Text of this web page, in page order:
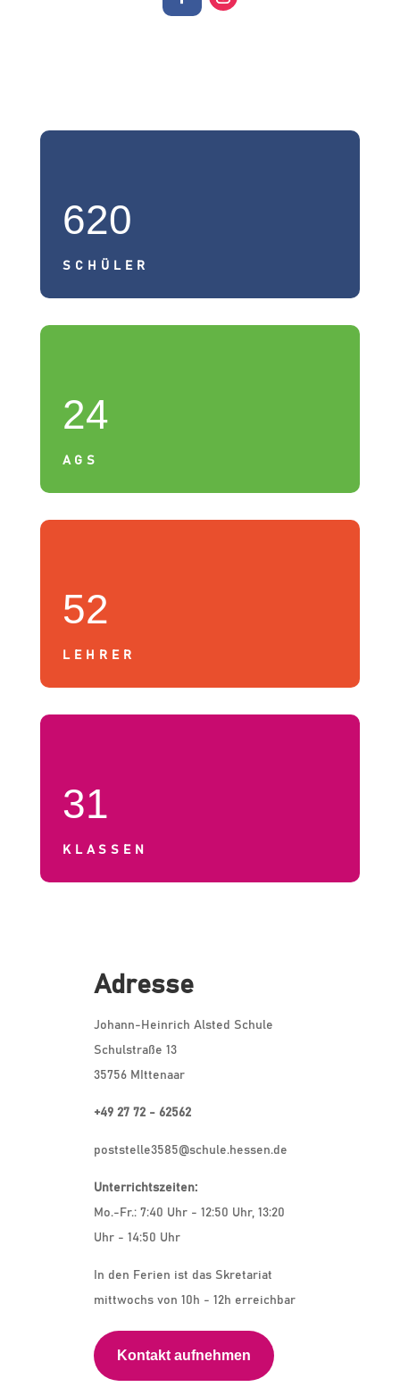
620
SCHÜLER
24
AGS
52
LEHRER
31
KLASSEN
Adresse
Johann-Heinrich Alsted Schule
Schulstraße 13
35756 MIttenaar
+49 27 72 - 62562
poststelle3585@schule.hessen.de
Unterrichtszeiten:
Mo.-Fr.: 7:40 Uhr - 12:50 Uhr, 13:20
Uhr - 14:50 Uhr
In den Ferien ist das Skretariat
mittwochs von 10h - 12h erreichbar
Kontakt aufnehmen